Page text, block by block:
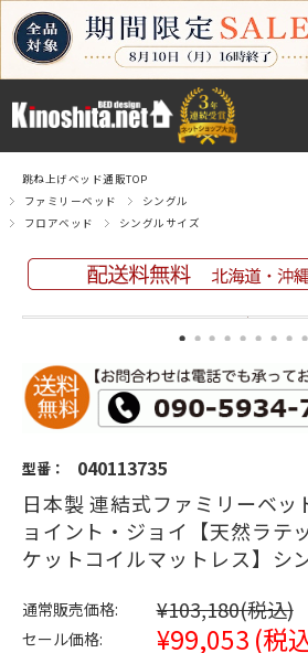
跳ね上げベッド通販TOP
ファミリーベッド
シングル
フロアベッド
シングルサイズ
型番： 040113735
日本製 連結式ファミリーベ
ョイント・ジョイ【天然ラテ
ケットコイルマットレス】シ
通常販売価格: ¥103,180(税込)
セール価格: ¥99,053 (税